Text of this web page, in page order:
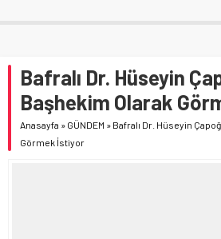
Bafralı Dr. Hüseyin
Başhekim Olarak
Anasayfa » GÜNDEM » Bafralı Dr. Hüseyin
Görmek İstiyor